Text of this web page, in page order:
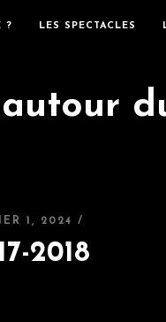
? LES SPECTACLES
1, 2024 /
2018